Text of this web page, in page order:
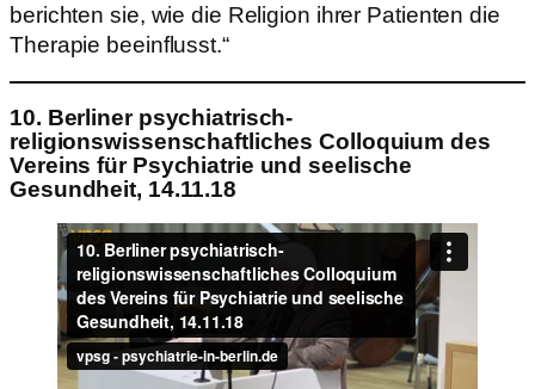
berichten sie, wie die Religion ihrer Patienten die
Therapie beeinflusst.“
10. Berliner psychiatrisch-
religionswissenschaftliches Colloquium des
Vereins für Psychiatrie und seelische
Gesundheit, 14.11.18